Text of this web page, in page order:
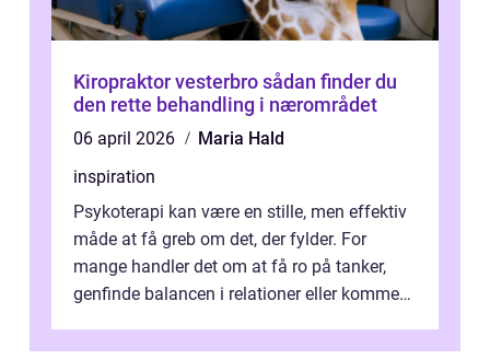
Kiropraktor vesterbro sådan finder du
den rette behandling i nærområdet
06 april 2026
Maria Hald
inspiration
Psykoterapi kan være en stille, men effektiv
måde at få greb om det, der fylder. For
mange handler det om at få ro på tanker,
genfinde balancen i relationer eller komme